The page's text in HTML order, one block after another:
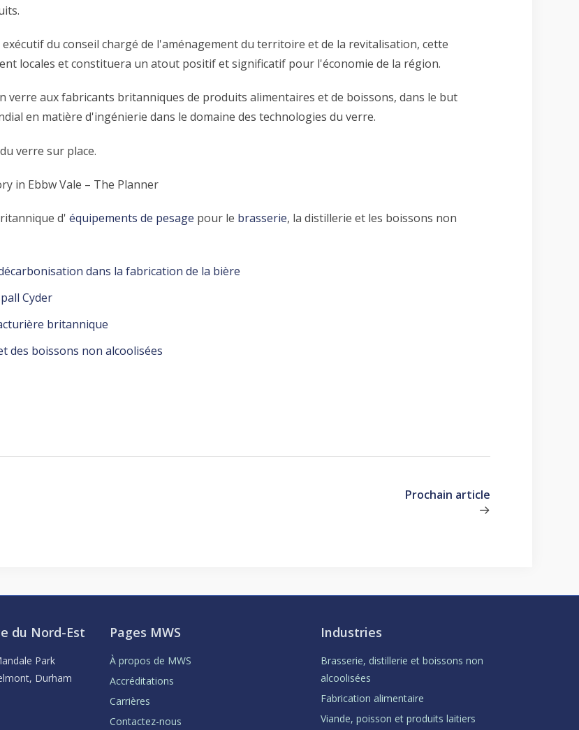
du conseil chargé de l'aménagement du territoire et de la revitalisation, cette
locales et constituera un atout positif et significatif pour l'économie de la région.
aux fabricants britanniques de produits alimentaires et de boissons, dans le but
en matière d'ingénierie dans le domaine des technologies du verre.
verre sur place.
in Ebbw Vale – The Planner
d'équipements de pesage pour le brasserie, la distillerie et les boissons non
dans la fabrication de la bière
Cyder
britannique
des boissons non alcoolisées
Prochain article
du Nord-Est
Park
Durham
Pages MWS
À propos de MWS
Accréditations
Carrières
Contactez-nous
Industries
Brasserie, distillerie et boissons non
alcoolisées
Fabrication alimentaire
Viande, poisson et produits laitiers